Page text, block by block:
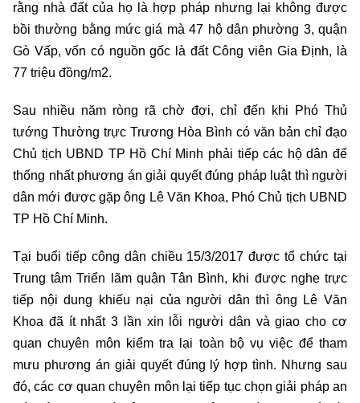
rằng nhà đất của họ là hợp pháp nhưng lại không được
bồi thường bằng mức giá mà 47 hộ dân phường 3, quận
Gò Vấp, vốn có nguồn gốc là đất Công viên Gia Định, là
77 triệu đồng/m2.
Sau nhiều năm ròng rã chờ đợi, chỉ đến khi Phó Thủ
tướng Thường trực Trương Hòa Bình có văn bản chỉ đạo
Chủ tịch UBND TP Hồ Chí Minh phải tiếp các hộ dân để
thống nhất phương án giải quyết đúng pháp luật thì người
dân mới được gặp ông Lê Văn Khoa, Phó Chủ tịch UBND
TP Hồ Chí Minh.
Tại buổi tiếp công dân chiều 15/3/2017 được tổ chức tại
Trung tâm Triển lãm quận Tân Bình, khi được nghe trực
tiếp nội dung khiếu nại của người dân thì ông Lê Văn
Khoa đã ít nhất 3 lần xin lỗi người dân và giao cho cơ
quan chuyên môn kiểm tra lại toàn bộ vụ việc để tham
mưu phương án giải quyết đúng lý hợp tình. Nhưng sau
đó, các cơ quan chuyên môn lại tiếp tục chọn giải pháp an